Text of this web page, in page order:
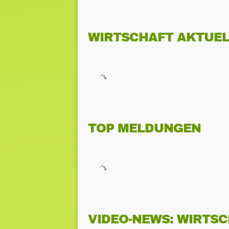
WIRTSCHAFT
TOP MELDUNGEN
VIDEO-NEWS: